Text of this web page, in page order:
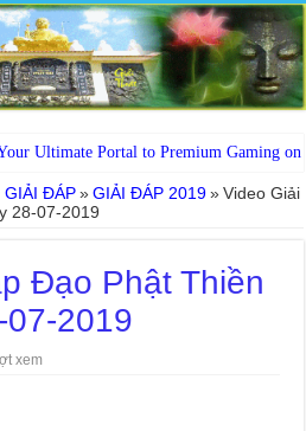
Ultimate Portal to Premium Gaming on
GIẢI ĐÁP » GIẢI ĐÁP 2019 » Video Giải
28-07-2019
Đạo Phật Thiền
2019
xem